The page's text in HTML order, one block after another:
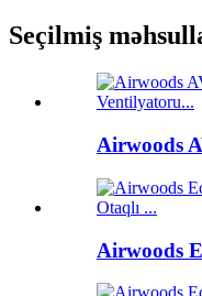
Seçilmiş
Airwoods
Airwoods